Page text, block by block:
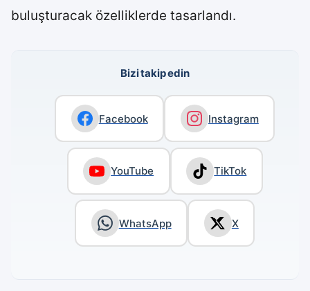
buluşturacak özelliklerde tasarlandı.
Bizi takip edin
Facebook Instagram
YouTube TikTok
WhatsApp X